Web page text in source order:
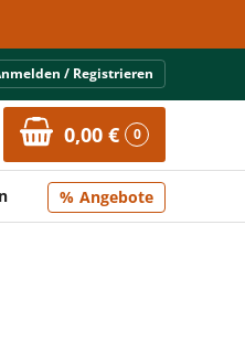
/ Registrieren
0,00 € 0
Angebote